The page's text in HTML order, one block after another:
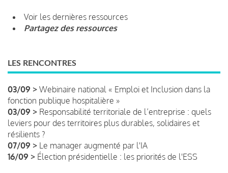
Voir les dernières ressources
Partagez des ressources
LES RENCONTRES
03/09 > Webinaire national « Emploi et Inclusion dans la
fonction publique hospitalière »
03/09 > Responsabilité territoriale de l’entreprise : quels
leviers pour des territoires plus durables, solidaires et
résilients ?
07/09 > Le manager augmenté par l'IA
16/09 > Élection présidentielle : les priorités de l'ESS